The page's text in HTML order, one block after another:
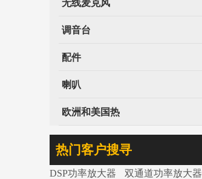
无线麦克风
调音台
配件
喇叭
欧洲和美国热
热门客户搜寻
DSP功率放大器
双通道功率放大器